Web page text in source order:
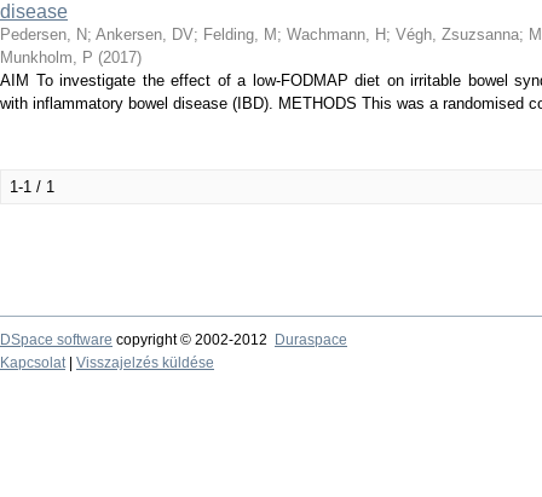
disease
Pedersen, N; Ankersen, DV; Felding, M ; Wachmann, H ; Végh, Zsuzsanna;
Munkholm, P (2017)
AIM To investigate the effect of a low-FODMAP diet on irritable bowel
with inflammatory bowel disease (IBD). METHODS This was a randomised
1-1 / 1
DSpace software copyright © 2002-2012
Duraspace
Kapcsolat| Visszajelzés küldése